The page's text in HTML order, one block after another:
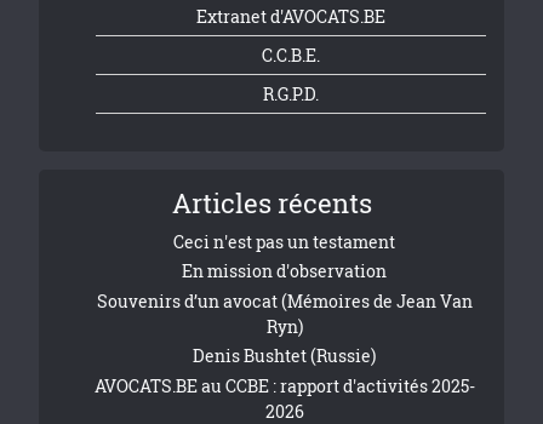
Extranet d'AVOCATS.BE
C.C.B.E.
R.G.P.D.
Articles récents
Ceci n'est pas un testament
En mission d'observation
Souvenirs d’un avocat (Mémoires de Jean Van
Ryn)
Denis Bushtet (Russie)
AVOCATS.BE au CCBE : rapport d'activités 2025-
2026